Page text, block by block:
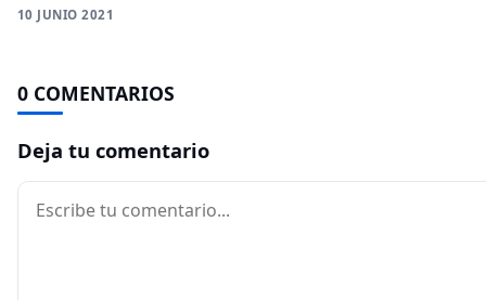
10 JUNIO 2021
0 COMENTARIOS
Deja tu comentario
Comentario